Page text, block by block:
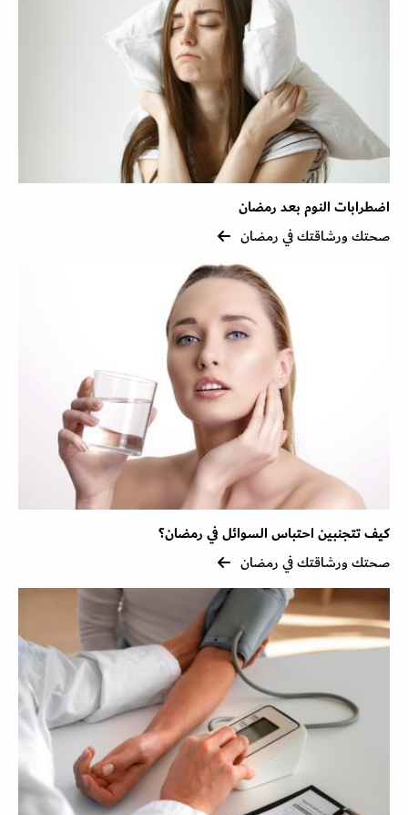
اضطرابات النوم بعد رمضان
صحتك ورشاقتك في رمضان
كيف تتجنبين احتباس السوائل في رمضان؟
صحتك ورشاقتك في رمضان